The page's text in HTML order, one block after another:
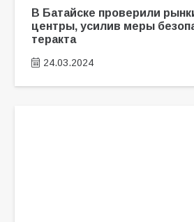
В Батайске проверили
центры, усилив меры
теракта
24.03.2024